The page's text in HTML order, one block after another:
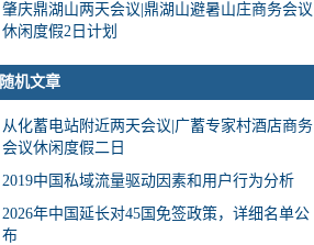
肇庆鼎湖山两天会议|鼎湖山避暑山庄商务会议
休闲度假2日计划
随机文章
从化蓄电站附近两天会议|广蓄专家村酒店商务
会议休闲度假二日
2019中国私域流量驱动因素和用户行为分析
2026年中国延长对45国免签政策，详细名单公
布